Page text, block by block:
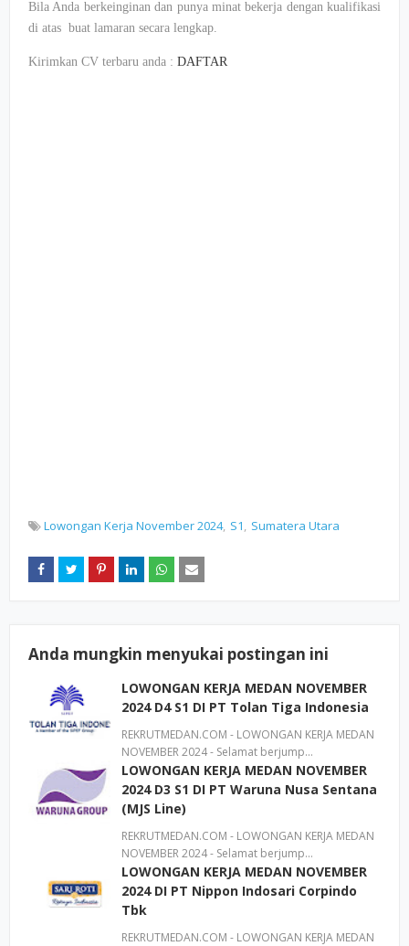
Bila Anda berkeinginan dan punya minat bekerja dengan kualifikasi
di atas buat lamaran secara lengkap.
Kirimkan CV terbaru anda : DAFTAR
Lowongan Kerja November 2024 S1 Sumatera Utara
Anda mungkin menyukai postingan ini
LOWONGAN KERJA MEDAN NOVEMBER
2024 D4 S1 DI PT Tolan Tiga Indonesia
REKRUTMEDAN.COM - LOWONGAN KERJA MEDAN
NOVEMBER 2024 - Selamat berjump…
LOWONGAN KERJA MEDAN NOVEMBER
2024 D3 S1 DI PT Waruna Nusa Sentana
(MJS Line)
REKRUTMEDAN.COM - LOWONGAN KERJA MEDAN
NOVEMBER 2024 - Selamat berjump…
LOWONGAN KERJA MEDAN NOVEMBER
2024 DI PT Nippon Indosari Corpindo
Tbk
REKRUTMEDAN.COM - LOWONGAN KERJA MEDAN